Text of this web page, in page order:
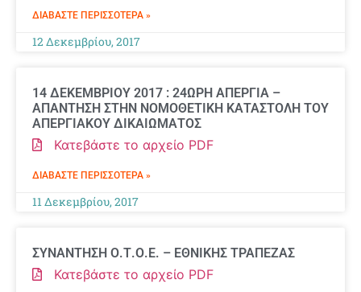
ΔΙΑΒΆΣΤΕ ΠΕΡΙΣΣΌΤΕΡΑ »
12 Δεκεμβρίου, 2017
14 ΔΕΚΕΜΒΡΙΟΥ 2017 : 24ΩΡΗ ΑΠΕΡΓΙΑ –
ΑΠΑΝΤΗΣΗ ΣΤΗΝ ΝΟΜΟΘΕΤΙΚΗ ΚΑΤΑΣΤΟΛΗ ΤΟΥ
ΑΠΕΡΓΙΑΚΟΥ ΔΙΚΑΙΩΜΑΤΟΣ
Κατεβάστε το αρχείο PDF
ΔΙΑΒΆΣΤΕ ΠΕΡΙΣΣΌΤΕΡΑ »
11 Δεκεμβρίου, 2017
ΣΥΝΑΝΤΗΣΗ Ο.Τ.Ο.Ε. – ΕΘΝΙΚΗΣ ΤΡΑΠΕΖΑΣ
Κατεβάστε το αρχείο PDF